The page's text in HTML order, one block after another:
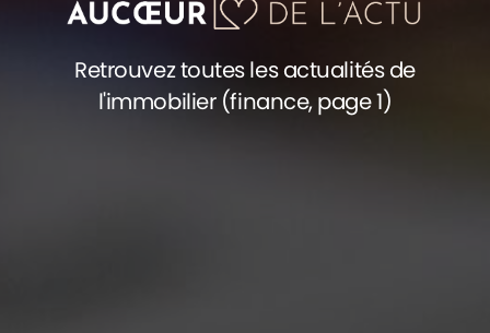
Retrouvez toutes les actualités de
l'immobilier (finance, page 1)